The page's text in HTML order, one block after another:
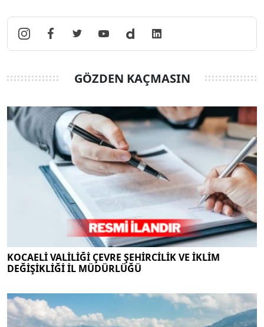
GÖZDEN KAÇMASIN
KOCAELİ VALİLİĞİ ÇEVRE ŞEHİRCİLİK VE İKLİM
DEĞİŞİKLİĞİ İL MÜDÜRLÜĞÜ